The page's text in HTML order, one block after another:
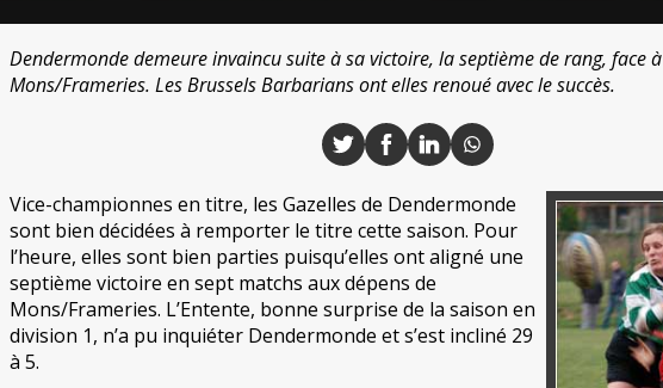
Dendermonde demeure invaincu suite à sa victoire, la septième de rang, face à
Mons/Frameries. Les Brussels Barbarians ont elles renoué avec le succès.
Vice-championnes en titre, les Gazelles de Dendermonde
sont bien décidées à remporter le titre cette saison. Pour
l’heure, elles sont bien parties puisqu’elles ont aligné une
septième victoire en sept matchs aux dépens de
Mons/Frameries. L’Entente, bonne surprise de la saison en
division 1, n’a pu inquiéter Dendermonde et s’est incliné 29
à 5.